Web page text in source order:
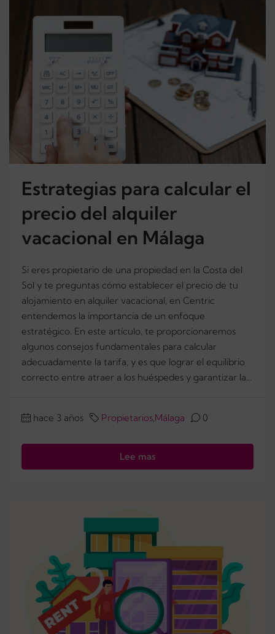
Estrategias para calcular el
precio del alquiler
vacacional en Málaga
Si eres propietario de una propiedad en la Costa del
Sol y te preguntas cómo establecer el precio de tu
alojamiento en alquiler vacacional, en Centric
entendemos la importancia de un enfoque
estratégico. En este artículo, te proporcionaremos
algunos consejos fundamentales para calcular
adecuadamente la tarifa, y es que lograr el equilibrio
correcto entre atraer a los huéspedes y garantizar la...
hace 3 años Propietarios,Málaga 0
Lee mas